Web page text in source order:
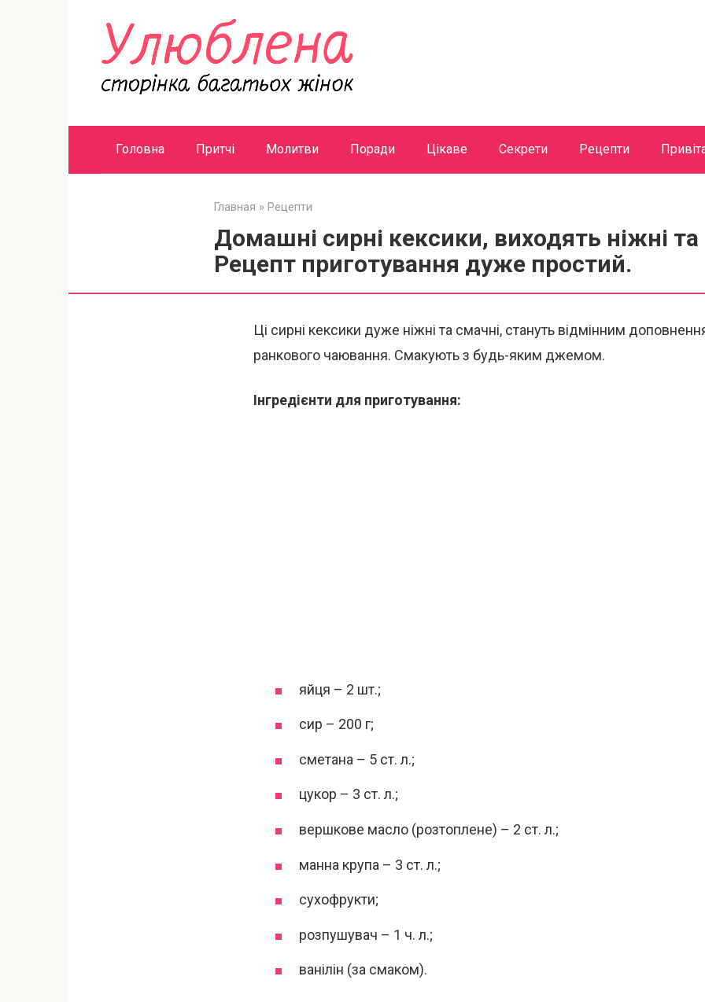
Головна Притчі Молитви Поради Цікаве Секрети Рецепти
Главная » Рецепти
Домашні сирні кексики, виходять ніжні та
Рецепт приготування дуже простий.
Ці сирні кексики дуже ніжні та смачні, стануть відмінним
ранкового чаювання. Смакують з будь-яким джемом.
Інгредієнти для приготування:
яйця – 2 шт.;
сир – 200 г;
сметана – 5 ст. л.;
цукор – 3 ст. л.;
вершкове масло (розтоплене) – 2 ст. л.;
манна крупа – 3 ст. л.;
сухофрукти;
розпушувач – 1 ч. л.;
ванілін (за смаком).